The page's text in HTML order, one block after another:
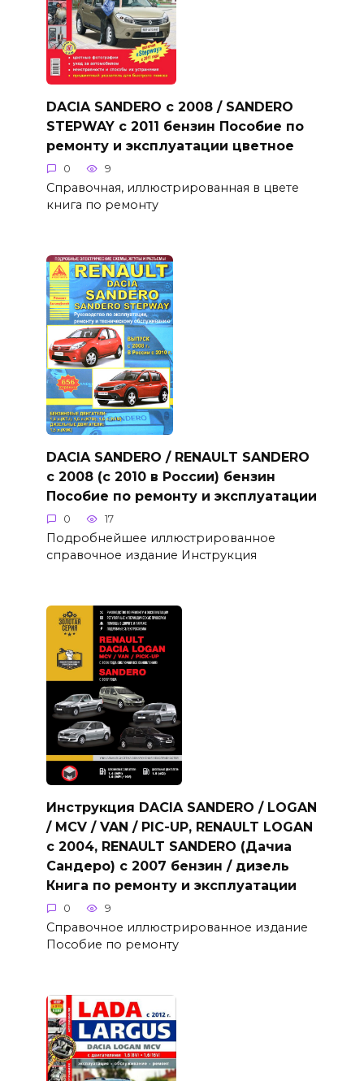
DACIA SANDERO с 2008 / SANDERO
STEPWAY с 2011 бензин Пособие по
ремонту и эксплуатации цветное
0 9
Справочная, иллюстрированная в цвете
книга по ремонту
DACIA SANDERO / RENAULT SANDERO
с 2008 (с 2010 в России) бензин
Пособие по ремонту и эксплуатации
0 17
Подробнейшее иллюстрированное
справочное издание Инструкция
Инструкция DACIA SANDERO / LOGAN
/ MCV / VAN / PIC-UP, RENAULT LOGAN
с 2004, RENAULT SANDERO (Дачиа
Сандеро) с 2007 бензин / дизель
Книга по ремонту и эксплуатации
0 9
Справочное иллюстрированное издание
Пособие по ремонту